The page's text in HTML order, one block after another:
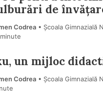
de
Codrea• Școala Gimnazială
un mijloc
Codrea• Școala Gimnazială